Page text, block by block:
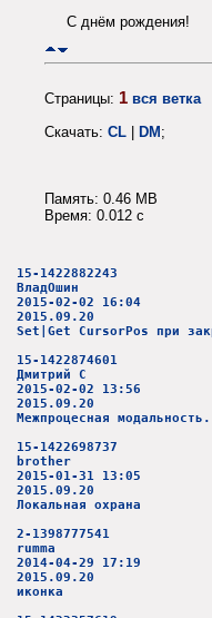
С днём рождения!
Страницы: 1 вся ветка
Скачать: CL | DM;
Память: 0.46 MB
Время: 0.012 c
15-1422882243
ВладОшин
2015-02-02 16:04
2015.09.20
Set|Get CursorPos при
15-1422874601
Дмитрий С
2015-02-02 13:56
2015.09.20
Межпроцесная модальность.
15-1422698737
brother
2015-01-31 13:05
2015.09.20
Локальная охрана
2-1398777541
rumma
2014-04-29 17:19
2015.09.20
иконка